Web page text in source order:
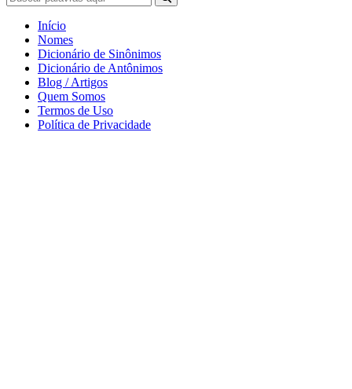
Início
Nomes
Dicionário de Sinônimos
Dicionário de Antônimos
Blog / Artigos
Quem Somos
Termos de Uso
Política de Privacidade